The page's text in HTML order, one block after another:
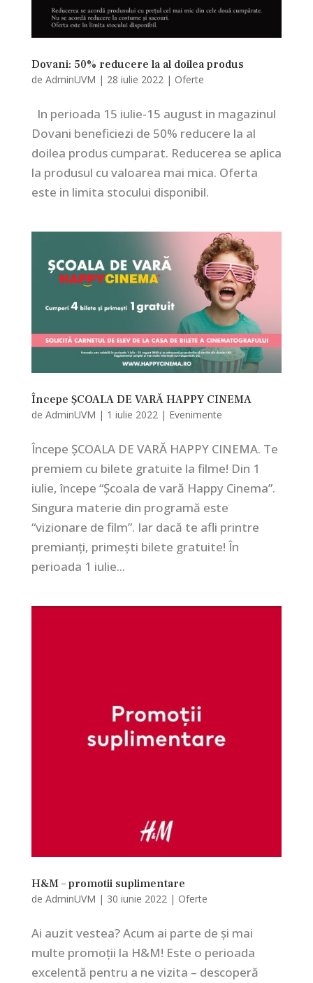
Dovani: 50% reducere la al doilea produs
de AdminUVM | 28 iulie 2022| Oferte
In perioada 15 iulie-15 august in magazinul
Dovani beneficiezi de 50% reducere la al
doilea produs cumparat. Reducerea se aplica
la produsul cu valoarea mai mica. Oferta
este in limita stocului disponibil.
Începe ȘCOALA DE VARĂ HAPPY CINEMA
de AdminUVM | 1 iulie 2022 | Evenimente
Începe ȘCOALA DE VARĂ HAPPY CINEMA. Te
premiem cu bilete gratuite la filme! Din 1
iulie, începe “Școala de vară Happy Cinema”.
Singura materie din programă este
“vizionare de film”. Iar dacă te afli printre
premianți, primești bilete gratuite! În
perioada 1 iulie...
H&M – promotii suplimentare
de AdminUVM | 30 iunie 2022| Oferte
Ai auzit vestea? Acum ai parte de și mai
multe promoții la H&M! Este o perioada
excelentă pentru a ne vizita – descoperă